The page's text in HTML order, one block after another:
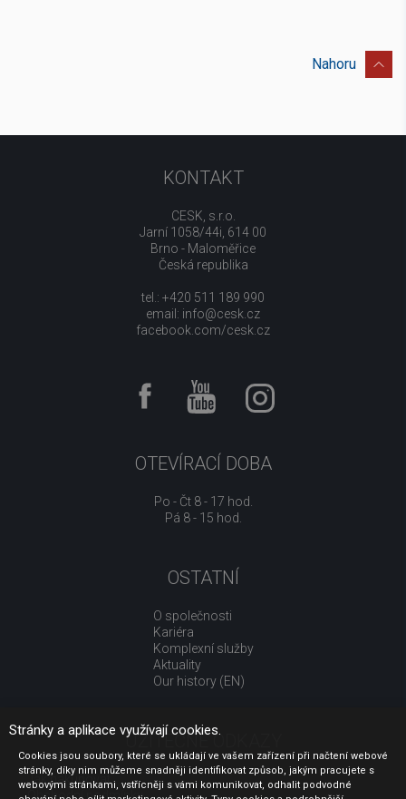
Nahoru
KONTAKT
CESK, s.r.o.
Jarní 1058/44i, 614 00
Brno - Maloměřice
Česká republika
tel.: +420 511 189 990
email: info@cesk.cz
facebook.com/cesk.cz
OTEVÍRACÍ DOBA
Po - Čt 8 - 17 hod.
Pá 8 - 15 hod.
OSTATNÍ
O společnosti
Kariéra
Komplexní služby
Aktuality
Our history (EN)
UŽITEČNÉ ODKAZY
Jak nakupovat
Obchodní podmínky
Stránky a aplikace využívají cookies.
Cookies jsou soubory, které se ukládají ve vašem zařízení při načtení webové
stránky, díky nim můžeme snadněji identifikovat způsob, jakým pracujete s
webovými stránkami, vstřícněji s vámi komunikovat, odhalit podvodné